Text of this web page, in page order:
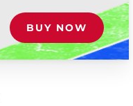
BUY NOW